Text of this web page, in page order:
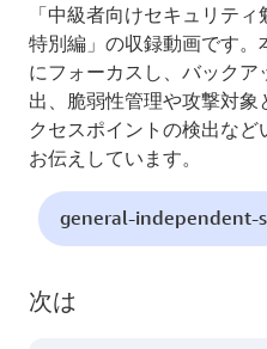
「中級者向けセキュリテ
特別編」の収録動画です
にフォーカスし、バック
出、脆弱性管理や攻撃対
クセスポイントの検出な
お伝えしています。
general-independent-
次は